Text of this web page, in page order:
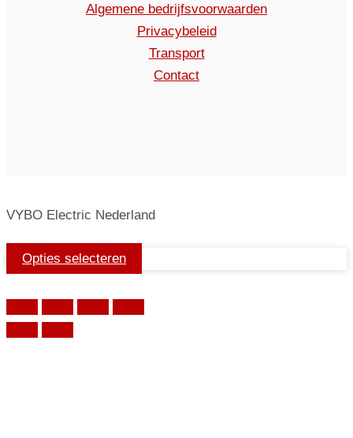
Algemene bedrijfsvoorwaarden
Privacybeleid
Transport
Contact
VYBO Electric Nederland
Opties selecteren